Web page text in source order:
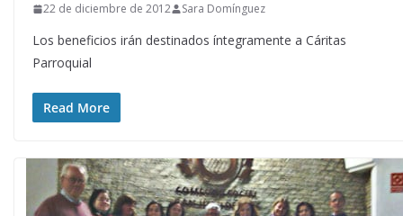
22 de diciembre de 2012 Sara Domínguez
Los beneficios irán destinados íntegramente a Cáritas
Parroquial
Read More